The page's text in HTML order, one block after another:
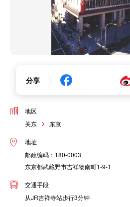
分享
地区
关东
东京
地址
邮政编码：180-0003
东京都武藏野市吉祥物南町1-9-1
交通手段
从JR吉祥寺站步行3分钟